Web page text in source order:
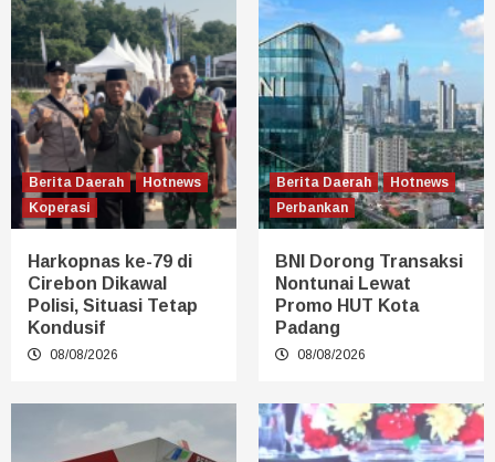
Berita Daerah
Hotnews
Koperasi
Harkopnas ke-79 di
Cirebon Dikawal
Polisi, Situasi Tetap
Kondusif
08/08/2026
Berita Daerah
Hotnews
Perbankan
BNI Dorong Transaksi
Nontunai Lewat
Promo HUT Kota
Padang
08/08/2026